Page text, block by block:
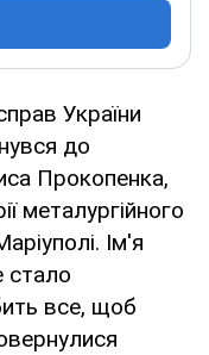
України
до
Прокопенка,
металургійного
Ім'я
стало
все, щоб